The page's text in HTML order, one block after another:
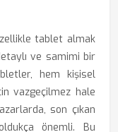
tablet almak
ve samimi bir
hem kişisel
vazgeçilmez hale
son çıkan
önemli. Bu